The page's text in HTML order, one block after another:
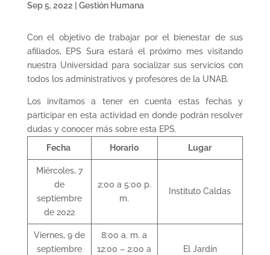
Sep 5, 2022 Gestión Humana
Con el objetivo de trabajar por el bienestar de sus
afiliados, EPS Sura estará el próximo mes visitando
nuestra Universidad para socializar sus servicios con
todos los administrativos y profesores de la UNAB.
Los invitamos a tener en cuenta estas fechas y
participar en esta actividad en donde podrán resolver
dudas y conocer más sobre esta EPS.
Fecha
Horario Lugar
Miércoles, 7
de
septiembre
de 2022
2:00 a 5:00 p.
m.
Instituto Caldas
Viernes, 9 de
septiembre
8:00 a. m. a
12:00 – 2:00 a
El Jardín